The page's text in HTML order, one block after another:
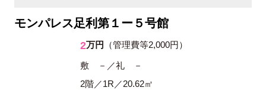
モンパレス足利第１ー５号館
2万円 （管理費等2,000円）
敷 －／礼 －
2階／1R／20.62㎡